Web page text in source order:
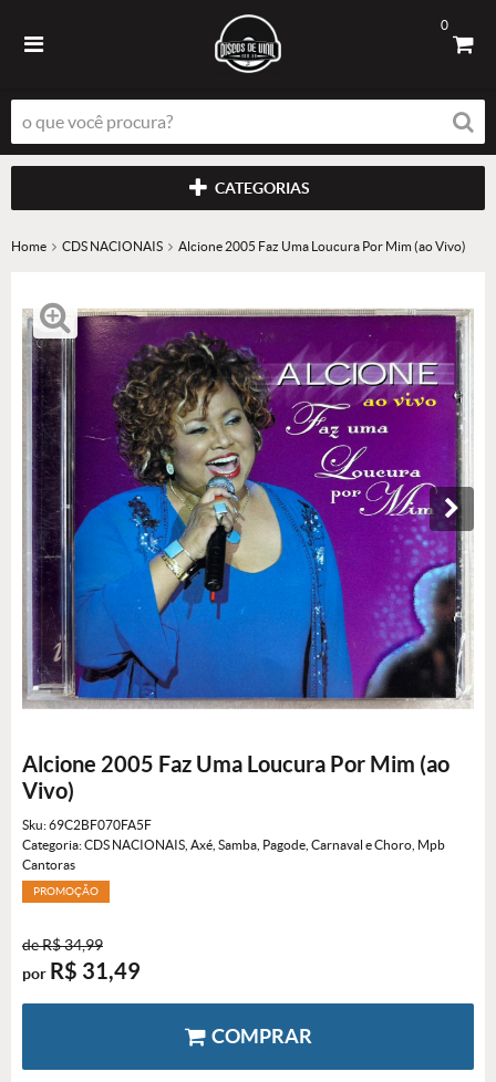
0
CATEGORIAS
Home CDS NACIONAIS Alcione 2005 Faz Uma Loucura Por Mim (ao Vivo)
Alcione 2005 Faz Uma Loucura Por Mim (ao
Vivo)
Sku:69C2BF070FA5F
Categoria:CDS NACIONAIS Axé, Samba, Pagode, Carnaval e Choro Mpb
Cantoras
PROMOÇÃO
deR$ 34,99
por R$ 31,49
COMPRAR